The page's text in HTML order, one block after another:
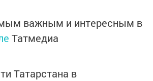
важным и интересным в
Татмедиа
Татарстана в